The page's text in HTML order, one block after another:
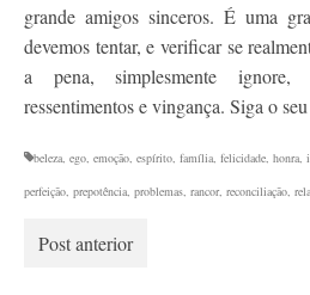
grande amigos sinceros. É uma
devemos tentar, e verificar se
a pena, simplesmente ignore,
ressentimentos e vingança. Siga o
beleza, ego, emoção, espírito, família, felicidade, honra,
perfeição, prepotência, problemas, rancor, reconciliação,
Post anterior